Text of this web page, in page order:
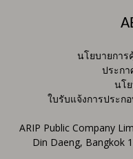
นโยบายกา
ประก
นโ
ใบรับแจ้งการประก
ARIP Public Company
Din Daeng, Bangkok